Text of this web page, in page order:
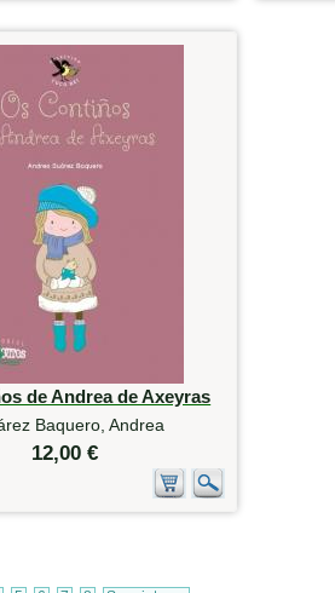
de Andrea de Axeyras
Baquero, Andrea
12,00 €